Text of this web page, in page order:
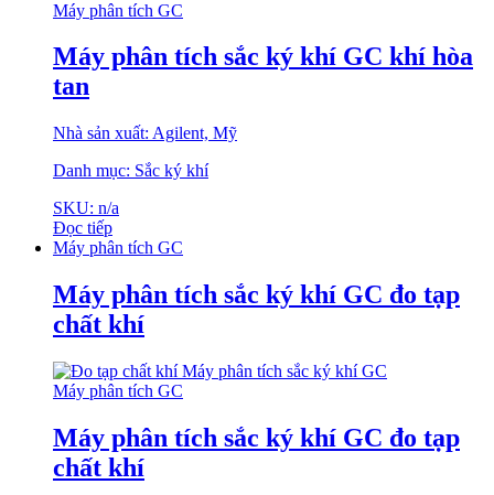
Máy phân tích GC
Máy phân tích sắc ký khí GC khí hòa
tan
Nhà sản xuất: Agilent, Mỹ
Danh mục: Sắc ký khí
SKU: n/a
Đọc tiếp
Máy phân tích GC
Máy phân tích sắc ký khí GC đo tạp
chất khí
Máy phân tích GC
Máy phân tích sắc ký khí GC đo tạp
chất khí